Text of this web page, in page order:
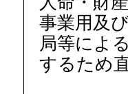
事業用及
局等によ
するため